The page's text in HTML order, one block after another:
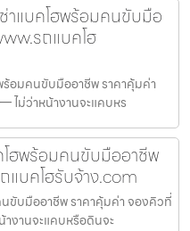
าแบคโฮพร้อมคนขับมือ
รถแบคโฮ
อมคนขับมืออาชีพ ราคาคุ้มค่า
ไม่ว่าหน้างานจะแคบหร
โฮพร้อมคนขับมืออาชีพ
บคโฮรับจ้าง.com
นขับมืออาชีพ ราคาคุ้มค่า จองคิวที่
งานจะแคบหรือดินจะ